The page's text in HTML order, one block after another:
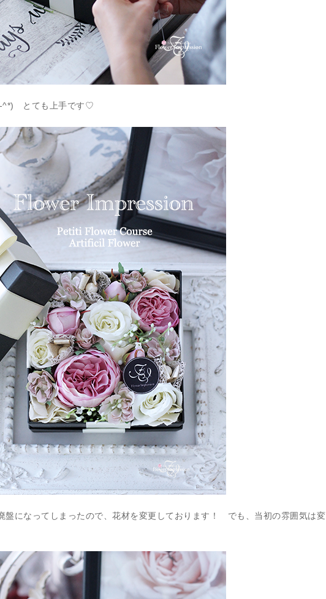
^*) とても上手です♡
盤になってしまったので、花材を変更しております！ でも、当初の雰囲気は変